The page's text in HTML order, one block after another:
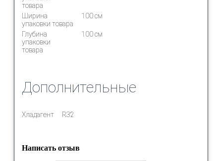
товара
Ширина
упаковки товара
100 см
Глубина
упаковки
товара
100 см
Дополнительные
Хладагент R32
Написать отзыв